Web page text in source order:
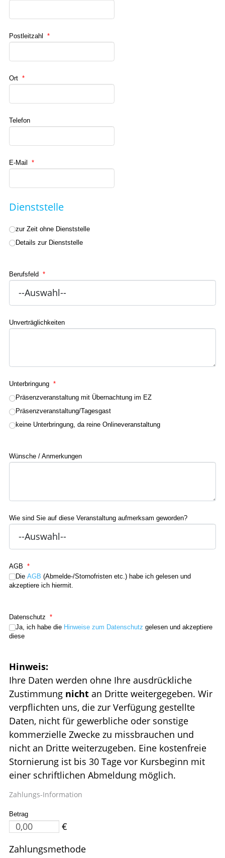
Postleitzahl *
Ort *
Telefon
E-Mail *
Dienststelle
zur Zeit ohne Dienststelle
Details zur Dienststelle
Berufsfeld *
Unverträglichkeiten
Unterbringung *
Präsenzveranstaltung mit Übernachtung im EZ
Präsenzveranstaltung/Tagesgast
keine Unterbringung, da reine Onlineveranstaltung
Wünsche / Anmerkungen
Wie sind Sie auf diese Veranstaltung aufmerksam geworden?
AGB *
Die AGB (Abmelde-/Stornofristen etc.) habe ich gelesen und
akzeptiere ich hiermit.
Datenschutz *
Ja, ich habe die Hinweise zum Datenschutz gelesen und akzeptiere
diese
Hinweis:
Ihre Daten werden ohne Ihre ausdrückliche
Zustimmung nicht an Dritte weitergegeben. Wir
verpflichten uns, die zur Verfügung gestellte
Daten, nicht für gewerbliche oder sonstige
kommerzielle Zwecke zu missbrauchen und
nicht an Dritte weiterzugeben. Eine kostenfreie
Stornierung ist bis 30 Tage vor Kursbeginn mit
einer schriftlichen Abmeldung möglich.
Zahlungs-Information
Betrag
€
Zahlungsmethode